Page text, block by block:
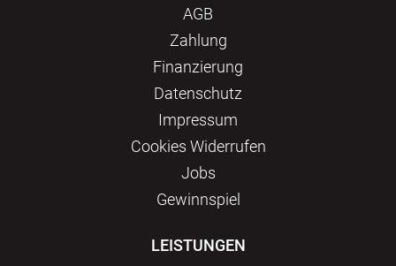
AGB
Zahlung
Finanzierung
Datenschutz
Impressum
Сookies Widerrufen
Jobs
Gewinnspiel
LEISTUNGEN